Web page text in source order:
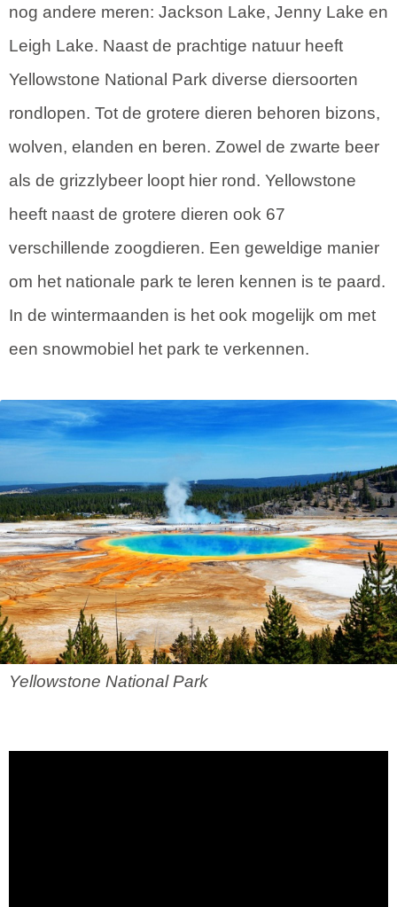
nog andere meren: Jackson Lake, Jenny Lake en
Leigh Lake. Naast de prachtige natuur heeft
Yellowstone National Park diverse diersoorten
rondlopen. Tot de grotere dieren behoren bizons,
wolven, elanden en beren. Zowel de zwarte beer
als de grizzlybeer loopt hier rond. Yellowstone
heeft naast de grotere dieren ook 67
verschillende zoogdieren. Een geweldige manier
om het nationale park te leren kennen is te paard.
In de wintermaanden is het ook mogelijk om met
een snowmobiel het park te verkennen.
Yellowstone National Park